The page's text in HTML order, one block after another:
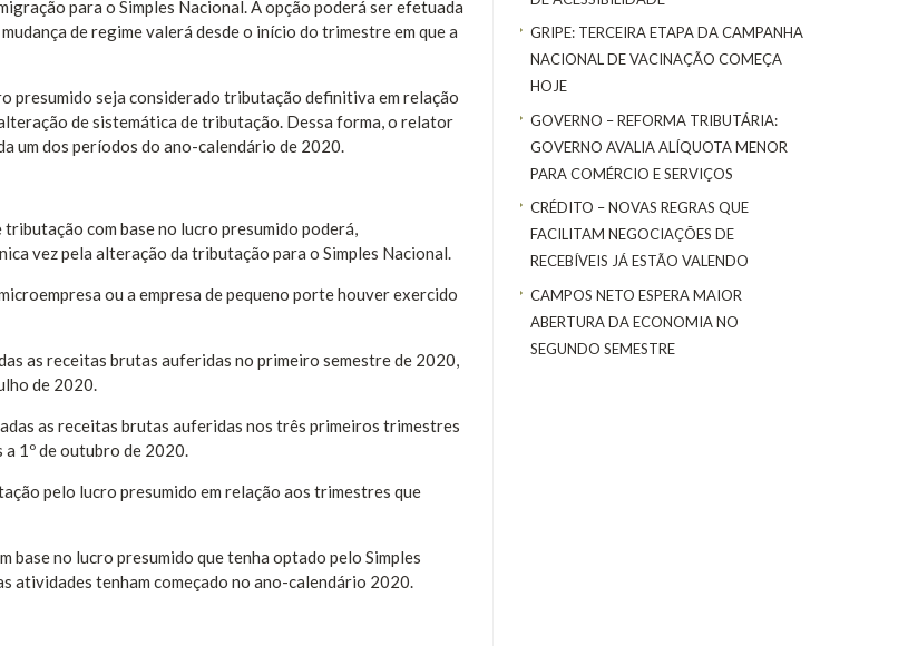
GRIPE: TERCEIRA ETAPA DA CAMPANHA
NACIONAL DE VACINAÇÃO COMEÇA
HOJE
GOVERNO – REFORMA TRIBUTÁRIA:
GOVERNO AVALIA ALÍQUOTA MENOR
PARA COMÉRCIO E SERVIÇOS
CRÉDITO – NOVAS REGRAS QUE
FACILITAM NEGOCIAÇÕES DE
RECEBÍVEIS JÁ ESTÃO VALENDO
CAMPOS NETO ESPERA MAIOR
ABERTURA DA ECONOMIA NO
SEGUNDO SEMESTRE
para o Simples Nacional. A opção poderá ser efetuada
de regime valerá desde o início do trimestre em que a
presumido seja considerado tributação definitiva em relação
de sistemática de tributação. Dessa forma, o relator
um dos períodos do ano-calendário de 2020.
com base no lucro presumido poderá,
vez pela alteração da tributação para o Simples Nacional.
ou a empresa de pequeno porte houver exercido
as receitas brutas auferidas no primeiro semestre de 2020,
de 2020.
as receitas brutas auferidas nos três primeiros trimestres
1º de outubro de 2020.
pelo lucro presumido em relação aos trimestres que
base no lucro presumido que tenha optado pelo Simples
atividades tenham começado no ano-calendário 2020.